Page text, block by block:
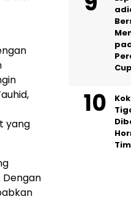
yang
Dengan
Cup